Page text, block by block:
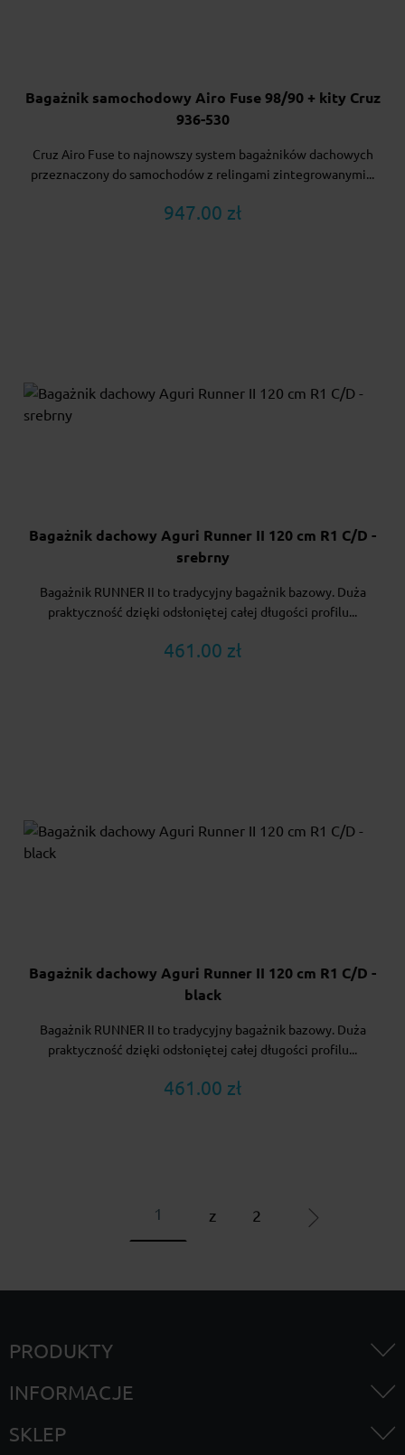
Bagażnik samochodowy Airo Fuse 98/90 + kity Cruz
936-530
Cruz Airo Fuse to najnowszy system bagażników dachowych
przeznaczony do samochodów z relingami zintegrowanymi...
947.00 zł
Bagażnik dachowy Aguri Runner II 120 cm R1 C/D -
srebrny
Bagażnik RUNNER II to tradycyjny bagażnik bazowy. Duża
praktyczność dzięki odsłoniętej całej długości profilu...
461.00 zł
Bagażnik dachowy Aguri Runner II 120 cm R1 C/D -
black
Bagażnik RUNNER II to tradycyjny bagażnik bazowy. Duża
praktyczność dzięki odsłoniętej całej długości profilu...
461.00 zł
z 2
PRODUKTY
INFORMACJE
SKLEP